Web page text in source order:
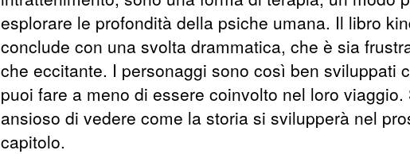
esplorare le profondità della psiche umana. Il libro
conclude con una svolta drammatica, che è sia
che eccitante. I personaggi sono così ben sviluppati
puoi fare a meno di essere coinvolto nel loro viaggio.
ansioso di vedere come la storia si svilupperà nel
capitolo.